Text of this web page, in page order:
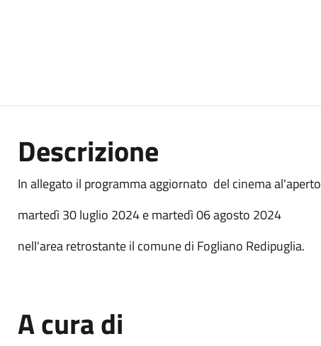
Descrizione
In allegato il programma aggiornato del cinema
martedì 30 luglio 2024 e martedì 06 agosto 2024
nell'area retrostante il comune di Fogliano Redipuglia.
A cura di